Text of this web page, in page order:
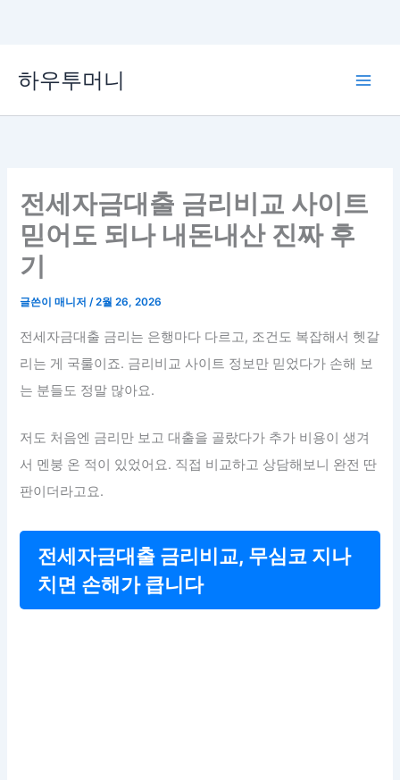
로
하우투머니
전세자금대출 금리비교 사이트
믿어도 되나 내돈내산 진짜 후
기
글쓴이매니저/2월 26, 2026
전세자금대출 금리는 은행마다 다르고, 조건도 복잡해서 헷갈
리는 게 국룰이죠. 금리비교 사이트 정보만 믿었다가 손해 보
는 분들도 정말 많아요.
저도 처음엔 금리만 보고 대출을 골랐다가 추가 비용이 생겨
서 멘붕 온 적이 있었어요. 직접 비교하고 상담해보니 완전 딴
판이더라고요.
전세자금대출 금리비교, 무심코 지나
치면 손해가 큽니다